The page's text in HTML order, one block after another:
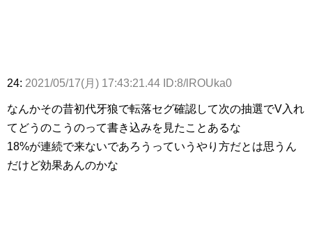
24: 2021/05/17(月) 17:43:21.44 ID:8/lROUka0
なんかその昔初代牙狼で転落セグ確認して次の抽選でV入れ
てどうのこうのって書き込みを見たことあるな
18%が連続で来ないであろうっていうやり方だとは思うん
だけど効果あんのかな